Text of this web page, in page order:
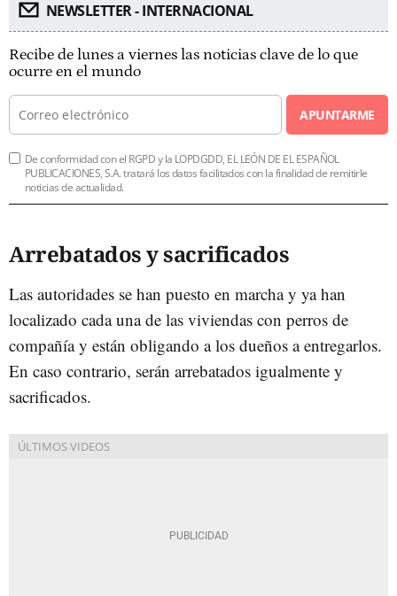
NEWSLETTER - INTERNACIONAL
Recibe de lunes a viernes las noticias clave de lo que
ocurre en el mundo
APUNTARME
De conformidad con el RGPD y la LOPDGDD, EL LEÓN DE EL ESPAÑOL
PUBLICACIONES, S.A. tratará los datos facilitados con la finalidad de remitirle
noticias de actualidad.
Arrebatados y sacrificados
Las autoridades se han puesto en marcha y ya han
localizado cada una de las viviendas con perros de
compañía y están obligando a los dueños a entregarlos.
En caso contrario, serán arrebatados igualmente y
sacrificados.